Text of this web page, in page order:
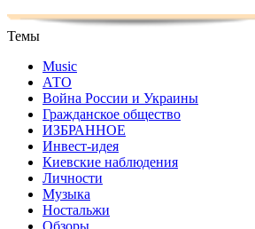
Темы
Music
АТО
Война России и Украины
Гражданское общество
ИЗБРАННОЕ
Инвест-идея
Киевские наблюдения
Личности
Музыка
Ностальжи
Обзоры